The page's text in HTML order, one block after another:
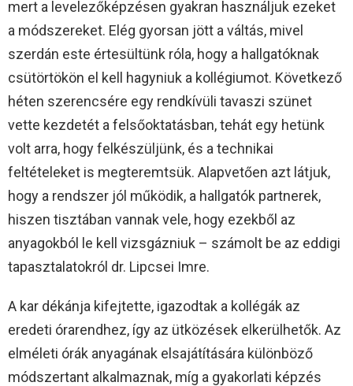
mert a levelezőképzésen gyakran használjuk ezeket
a módszereket. Elég gyorsan jött a váltás, mivel
szerdán este értesültünk róla, hogy a hallgatóknak
csütörtökön el kell hagyniuk a kollégiumot. Következő
héten szerencsére egy rendkívüli tavaszi szünet
vette kezdetét a felsőoktatásban, tehát egy hetünk
volt arra, hogy felkészüljünk, és a technikai
feltételeket is megteremtsük. Alapvetően azt látjuk,
hogy a rendszer jól működik, a hallgatók partnerek,
hiszen tisztában vannak vele, hogy ezekből az
anyagokból le kell vizsgázniuk – számolt be az eddigi
tapasztalatokról dr. Lipcsei Imre.
A kar dékánja kifejtette, igazodtak a kollégák az
eredeti órarendhez, így az ütközések elkerülhetők. Az
elméleti órák anyagának elsajátítására különböző
módszertant alkalmaznak, míg a gyakorlati képzés